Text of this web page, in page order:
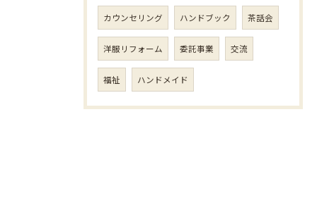
カウンセリング ハンドブック 茶話会
洋服リフォーム 委託事業 交流
福祉 ハンドメイド